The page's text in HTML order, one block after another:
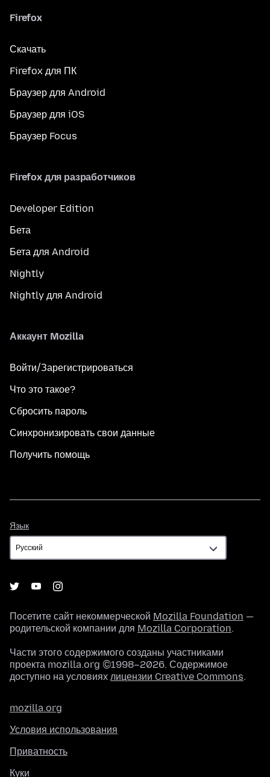
Firefox
Скачать
Firefox для ПК
Браузер для Android
Браузер для iOS
Браузер Focus
Firefox для разработчиков
Developer Edition
Бета
Бета для Android
Nightly
Nightly для Android
Аккаунт Mozilla
Войти/Зарегистрироваться
Что это такое?
Сбросить пароль
Синхронизировать свои данные
Получить помощь
Язык
Посетите сайт некоммерческой Mozilla Foundation —
родительской компании для Mozilla Corporation.
Части этого содержимого созданы участниками
проекта mozilla.org ©1998–2026. Содержимое
доступно на условиях лицензии Creative Commons.
mozilla.org
Условия использования
Приватность
Куки